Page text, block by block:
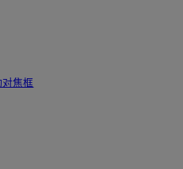
焦框